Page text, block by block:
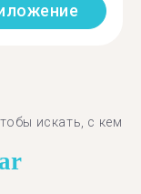
искать, с кем